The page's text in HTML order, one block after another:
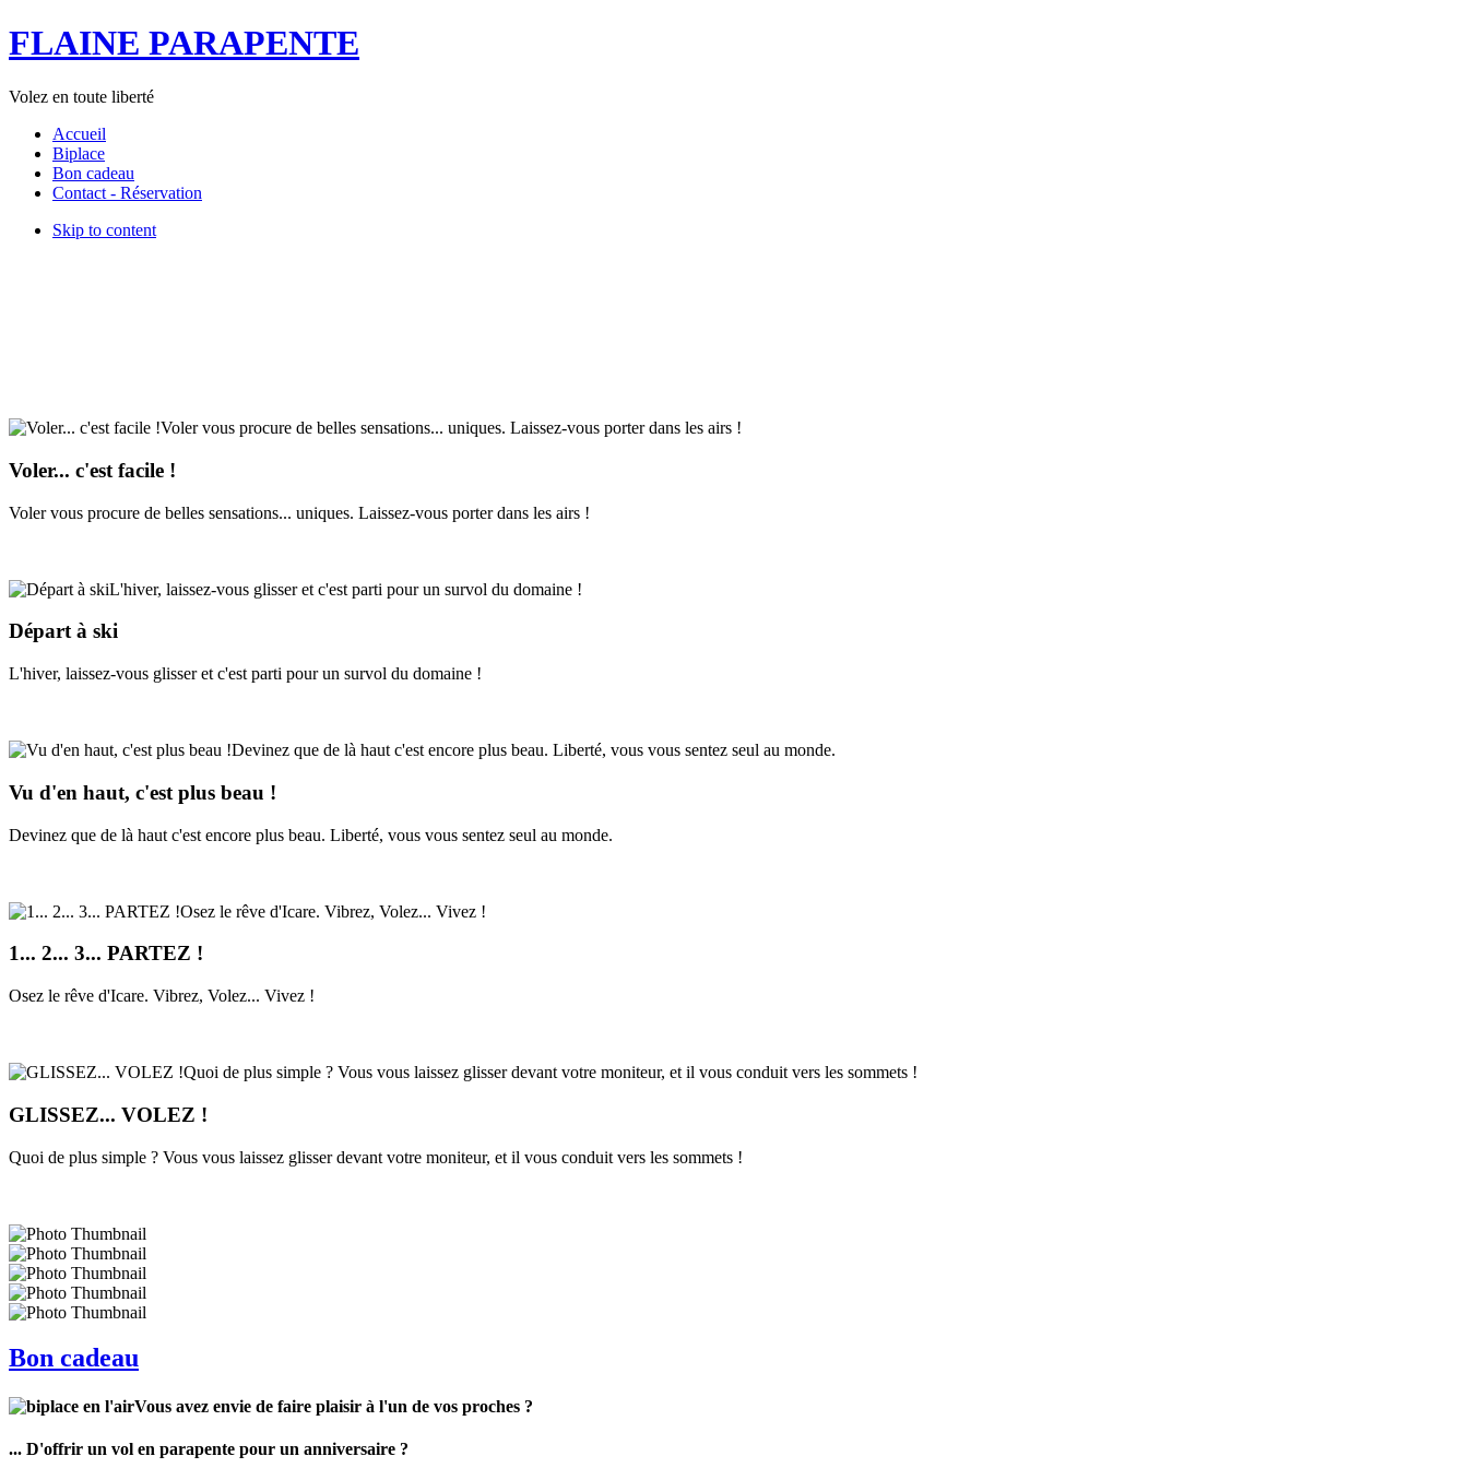
FLAINE PARAPENTE
Volez en toute liberté
Accueil
Biplace
Bon cadeau
Contact - Réservation
Skip to content
Voler... c'est facile !
Voler vous procure de belles sensations... uniques. Laissez-vous porter dans les airs !
Départ à ski
L'hiver, laissez-vous glisser et c'est parti pour un survol du domaine !
Vu d'en haut, c'est plus beau !
Devinez que de là haut c'est encore plus beau. Liberté, vous vous sentez seul au monde.
1... 2... 3... PARTEZ !
Osez le rêve d'Icare. Vibrez, Volez... Vivez !
GLISSEZ... VOLEZ !
Quoi de plus simple ? Vous vous laissez glisser devant votre moniteur, et il vous conduit vers les sommets !
Bon cadeau
Vous avez envie de faire plaisir à l'un de vos proches ?
... D'offrir un vol en parapente pour un anniversaire ?